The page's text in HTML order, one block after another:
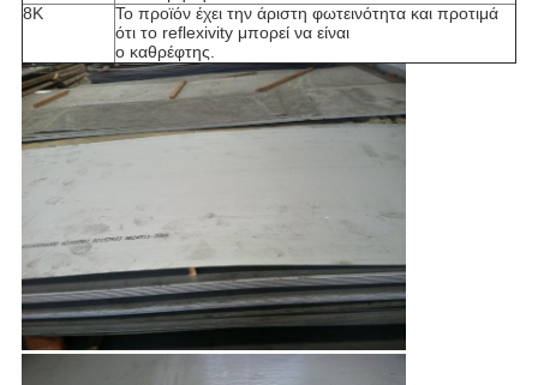
8K
Το προϊόν έχει την άριστη φωτεινότητα και προτιμά
ότι το reflexivity μπορεί να είναι
ο καθρέφτης.